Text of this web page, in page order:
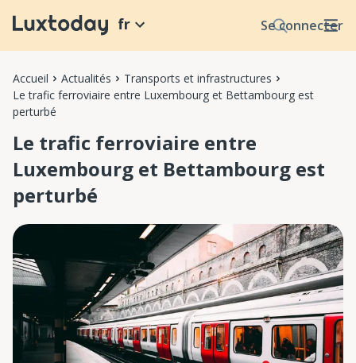
Se connecter
fr
Accueil Actualités
Transports et infrastructures
Le trafic ferroviaire entre Luxembourg et Bettambourg est
perturbé
Le trafic ferroviaire entre
Luxembourg et Bettambourg est
perturbé